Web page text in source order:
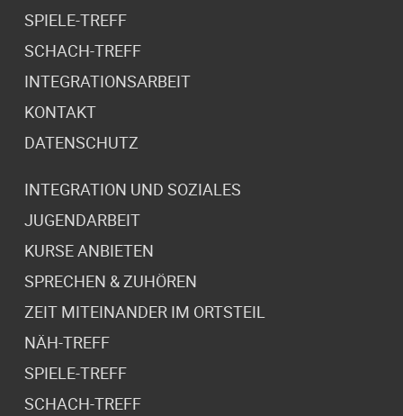
SPIELE-TREFF
SCHACH-TREFF
INTEGRATIONSARBEIT
KONTAKT
DATENSCHUTZ
INTEGRATION UND SOZIALES
JUGENDARBEIT
KURSE ANBIETEN
SPRECHEN & ZUHÖREN
ZEIT MITEINANDER IM ORTSTEIL
NÄH-TREFF
SPIELE-TREFF
SCHACH-TREFF